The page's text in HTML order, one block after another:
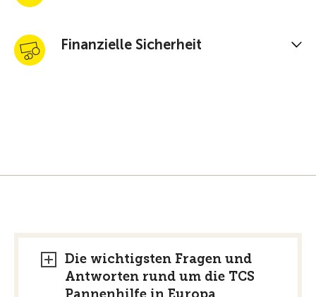
Finanzielle Sicherheit
Die wichtigsten Fragen und
Antworten rund um die TCS